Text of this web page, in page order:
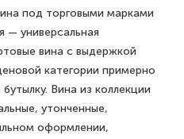
под торговыми марками
— универсальная
вина с выдержкой
категории примерно
Вина из коллекции
утонченные,
оформлении,